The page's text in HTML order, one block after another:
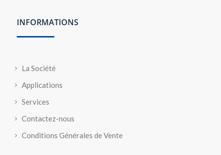
INFORMATIONS
La Société
Applications
Services
Contactez-nous
Conditions Générales de Vente